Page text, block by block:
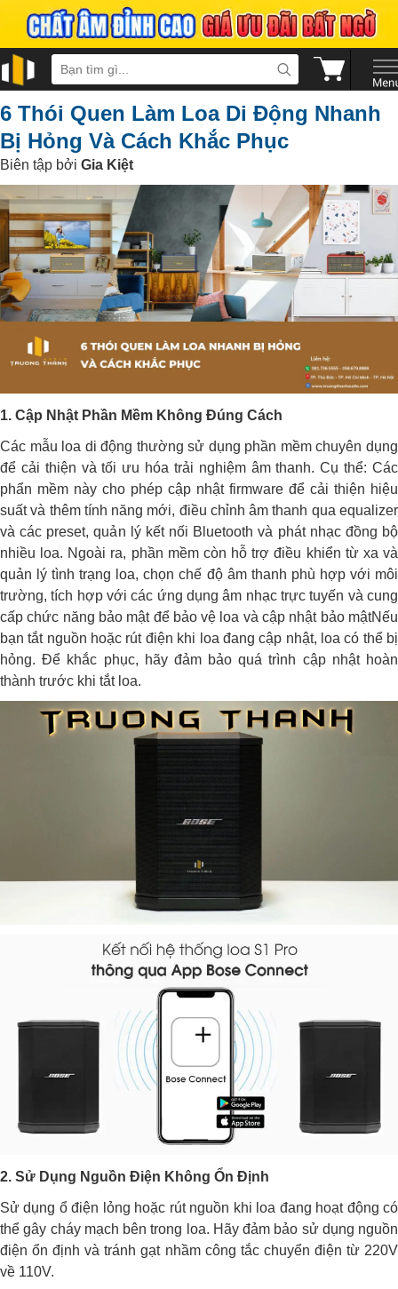
6 Thói Quen Làm Loa Di Động Nhanh
Bị Hỏng Và Cách Khắc Phục
Biên tập bởi Gia Kiệt
1. Cập Nhật Phần Mềm Không Đúng Cách
Các mẫu loa di động thường sử dụng phần mềm chuyên dụng
để cải thiện và tối ưu hóa trải nghiệm âm thanh. Cụ thể: Các
phẩn mềm này cho phép cập nhật firmware để cải thiện hiệu
suất và thêm tính năng mới, điều chỉnh âm thanh qua equalizer
và các preset, quản lý kết nối Bluetooth và phát nhạc đồng bộ
nhiều loa. Ngoài ra, phần mềm còn hỗ trợ điều khiển từ xa và
quản lý tình trạng loa, chọn chế độ âm thanh phù hợp với môi
trường, tích hợp với các ứng dụng âm nhạc trực tuyến và cung
cấp chức năng bảo mật để bảo vệ loa và cập nhật bảo mậtNếu
bạn tắt nguồn hoặc rút điện khi loa đang cập nhật, loa có thể bị
hỏng. Để khắc phục, hãy đảm bảo quá trình cập nhật hoàn
thành trước khi tắt loa.
2. Sử Dụng Nguồn Điện Không Ổn Định
Sử dụng ổ điện lỏng hoặc rút nguồn khi loa đang hoạt động có
thể gây cháy mạch bên trong loa. Hãy đảm bảo sử dụng nguồn
điện ổn định và tránh gạt nhầm công tắc chuyển điện từ 220V
về 110V.